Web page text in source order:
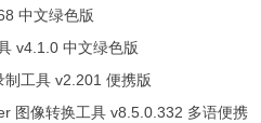
中文绿色版
v4.1.0 中文绿色版
工具 v2.201 便携版
图像转换工具 v8.5.0.332 多语便携